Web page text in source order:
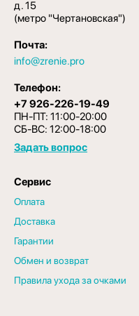
д. 15
(метро "Чертановская")
Почта:
info@zrenie.pro
Телефон:
+7 926-226-19-49
ПН-ПТ: 11:00-20:00
СБ-ВС: 12:00-18:00
Задать вопрос
Сервис
Оплата
Доставка
Гарантии
Обмен и возврат
Правила ухода за очками